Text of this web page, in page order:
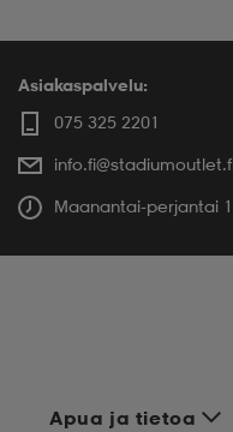
Asiakaspalvelu:
075 325 2201
Maanantai-perjantai
Apua ja tietoa